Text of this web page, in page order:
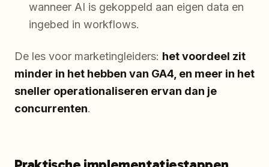
wanneer AI is gekoppeld aan eigen data en
ingebed in workflows.
De les voor marketingleiders: het voordeel zit
minder in het hebben van GA4, en meer in het
sneller operationaliseren ervan dan je
concurrenten.